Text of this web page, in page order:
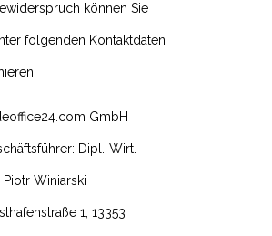
können Sie
folgenden Kontaktdaten
GmbH
Dipl.-Wirt.-
Piotr Winiarski
1, 13353